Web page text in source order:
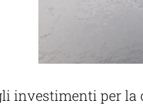
investimenti per la